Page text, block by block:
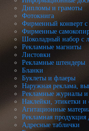
Дипломы и грамоты
Фотокнига
Фирменный конверт с
Фирменные
Шоколадный набор с
Рекламные магниты
Листовки
Рекламные штендеры
Бланки
Буклеты и флаеры
Наружная реклама,
Рекламные журналы и
Наклейки, этикетки и
Агитационные
Рекламная продукция
Адресные таблички